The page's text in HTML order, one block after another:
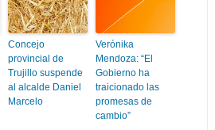
Concejo
provincial de
Trujillo suspende
al alcalde Daniel
Marcelo
Verónika
Mendoza: “El
Gobierno ha
traicionado las
promesas de
cambio”